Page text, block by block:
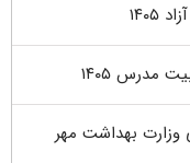
مدرس ۱۴۰۵
وزارت بهداشت مهر